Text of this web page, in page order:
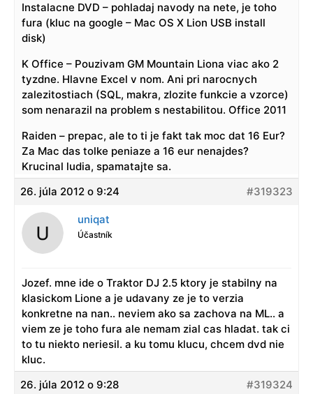
Instalacne DVD – pohladaj navody na nete, je toho
fura (kluc na google – Mac OS X Lion USB install
disk)
K Office – Pouzivam GM Mountain Liona viac ako 2
tyzdne. Hlavne Excel v nom. Ani pri narocnych
zalezitostiach (SQL, makra, zlozite funkcie a vzorce)
som nenarazil na problem s nestabilitou. Office 2011
Raiden – prepac, ale to ti je fakt tak moc dat 16 Eur?
Za Mac das tolke peniaze a 16 eur nenajdes?
Krucinal ludia, spamatajte sa.
26. júla 2012 o 9:24
#319323
uniqat
Účastník
Jozef. mne ide o Traktor DJ 2.5 ktory je stabilny na
klasickom Lione a je udavany ze je to verzia
konkretne na nan.. neviem ako sa zachova na ML.. a
viem ze je toho fura ale nemam zial cas hladat. tak ci
to tu niekto neriesil. a ku tomu klucu, chcem dvd nie
kluc.
26. júla 2012 o 9:28
#319324